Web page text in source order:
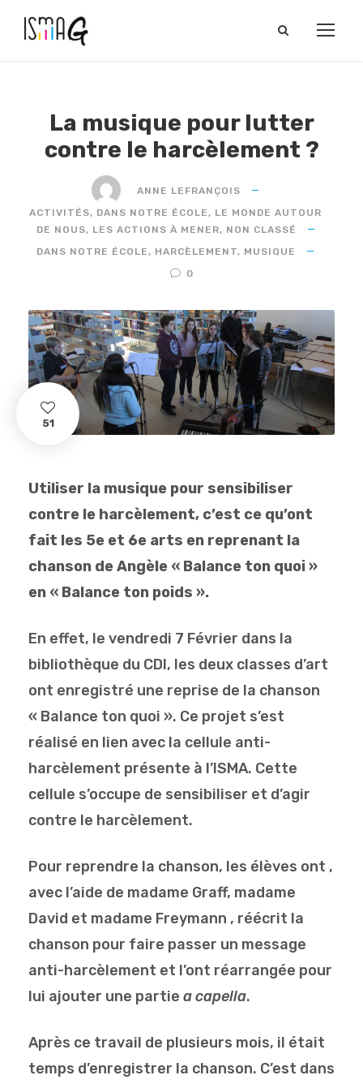
La musique pour lutter
contre le harcèlement ?
ANNE LEFRANÇOIS
ACTIVITÉS, DANS NOTRE ÉCOLE, LE MONDE AUTOUR
DE NOUS, LES ACTIONS À MENER, NON CLASSÉ
DANS NOTRE ÉCOLE, HARCÈLEMENT, MUSIQUE
0
51
Utiliser la musique pour sensibiliser
contre le harcèlement, c’est ce qu’ont
fait les 5e et 6e arts en reprenant la
chanson de Angèle « Balance ton quoi »
en « Balance ton poids ».
En effet, le vendredi 7 Février dans la
bibliothèque du CDI, les deux classes d’art
ont enregistré une reprise de la chanson
« Balance ton quoi ». Ce projet s’est
réalisé en lien avec la cellule anti-
harcèlement présente à l’ISMA. Cette
cellule s’occupe de sensibiliser et d’agir
contre le harcèlement.
Pour reprendre la chanson, les élèves ont ,
avec l’aide de madame Graff, madame
David et madame Freymann , réécrit la
chanson pour faire passer un message
anti-harcèlement et l’ont réarrangée pour
lui ajouter une partie a capella.
Après ce travail de plusieurs mois, il était
temps d’enregistrer la chanson. C’est dans